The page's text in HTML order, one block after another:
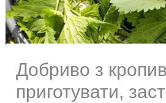
Добриво з
приготувати,